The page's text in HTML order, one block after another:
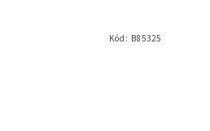
Kód: B85325